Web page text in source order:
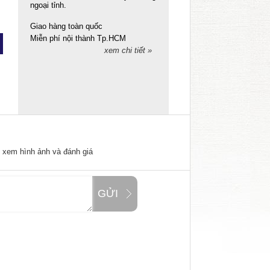
ngoại tỉnh.
Giao hàng toàn quốc
Miễn phí nội thành Tp.HCM
xem chi tiết »
hình ảnh và đánh giá
GỬI